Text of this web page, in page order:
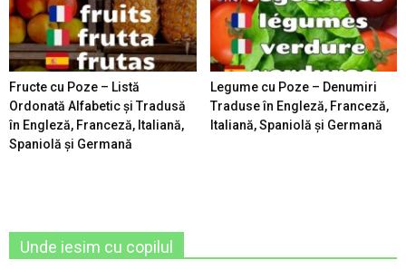
Fructe cu Poze – Listă
Ordonată Alfabetic şi Tradusă
în Engleză, Franceză, Italiană,
Spaniolă şi Germană
Legume cu Poze – Denumiri
Traduse în Engleză, Franceză,
Italiană, Spaniolă şi Germană
Unde iesim cu copilul